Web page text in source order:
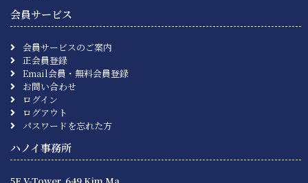
会員サービス
会員サービスのご案内
正会員登録
Email会員・無料会員登録
お問い合わせ
ログイン
ログアウト
パスワードを忘れた方
ハノイ事務所